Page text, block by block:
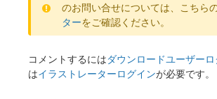
のお問い合せについては、こちら
ターをご確認ください。
コメントするにはダウンロードユーザーロ
はイラストレーターログインが必要です。